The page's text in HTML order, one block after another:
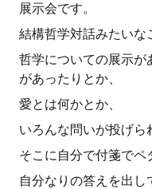
展示会です。
結構哲学対話みたいな
哲学についての展示が
があったりとか、
愛とは何かとか、
いろんな問いが投げら
そこに自分で付箋でペ
自分なりの答えを出し